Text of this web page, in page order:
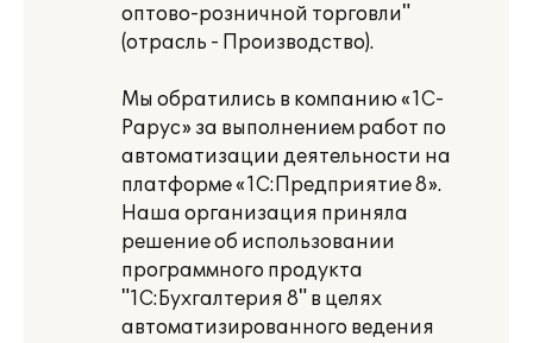
оптово-розничной торговли"
(отрасль - Производство).
Мы обратились в компанию «1С-
Рарус» за выполнением работ по
автоматизации деятельности на
платформе «1С:Предприятие 8».
Наша организация приняла
решение об использовании
программного продукта
"1C:Бухгалтерия 8" в целях
автоматизированного ведения